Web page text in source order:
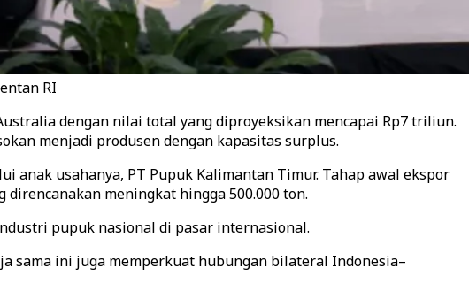
RI
dengan nilai total yang diproyeksikan mencapai Rp7 triliun.
menjadi produsen dengan kapasitas surplus.
anak usahanya, PT Pupuk Kalimantan Timur. Tahap awal ekspor
meningkat hingga 500.000 ton.
pupuk nasional di pasar internasional.
sama ini juga memperkuat hubungan bilateral Indonesia–